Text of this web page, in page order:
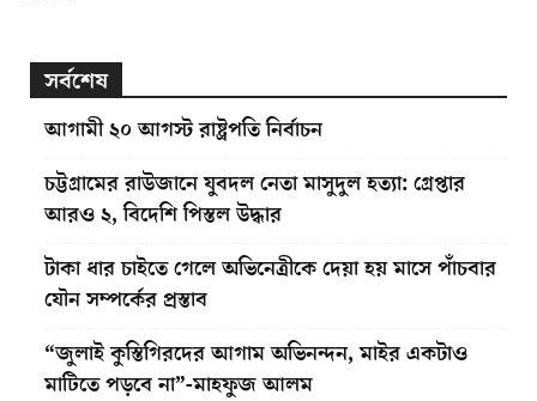
সর্বশেষ
আগামী ২০ আগস্ট রাষ্ট্রপতি নির্বাচন
চট্টগ্রামের রাউজানে যুবদল নেতা মাসুদুল হত্যা: গ্রেপ্তার
আরও ২, বিদেশি পিস্তল উদ্ধার
টাকা ধার চাইতে গেলে অভিনেত্রীকে দেয়া হয় মাসে পাঁচবার
যৌন সম্পর্কের প্রস্তাব
“জুলাই কুস্তিগিরদের আগাম অভিনন্দন, মাইর একটাও
মাটিতে পড়বে না”-মাহফুজ আলম